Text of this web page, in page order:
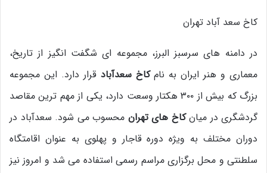
کاخ سعد آباد تهران
در دامنه های سرسبز البرز، مجموعه ای شگفت انگیز از تاریخ،
معماری و هنر ایران به نامکاخ سعدآباد قرار دارد. این مجموعه
بزرگ که بیش از ۳۰۰ هکتار وسعت دارد، یکی از مهم ترین مقاصد
گردشگری در میانکاخ های تهران محسوب می شود. سعدآباد در
دوران مختلف به ویژه دوره قاجار و پهلوی به عنوان اقامتگاه
سلطنتی و محل برگزاری مراسم رسمی استفاده می شد و امروز نیز